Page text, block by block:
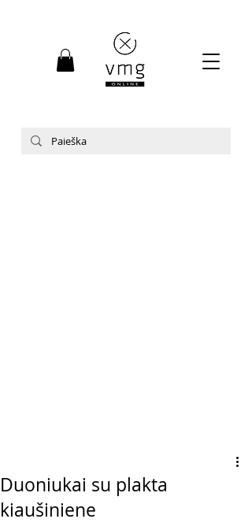
Duoniukai su plakta
kiaušiniene